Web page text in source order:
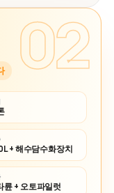
02
+ 해수담수화장치
륜 + 오토파일럿